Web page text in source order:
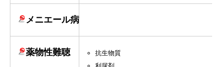
メニエール病
薬物性難聴
抗生物質